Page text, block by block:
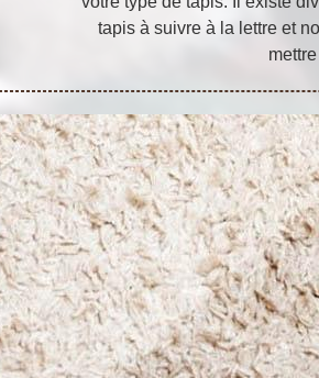
tapis à suivre à la lettre et